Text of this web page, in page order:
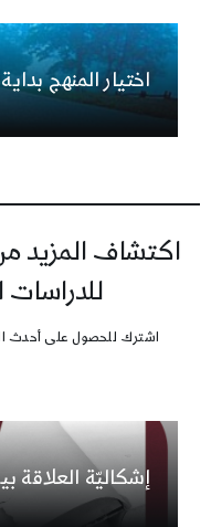
اختيار المنهج
اكتشاف المزيد
للدراسات
اشترك للحصول على أحدث
إشكاليّة العلاقة